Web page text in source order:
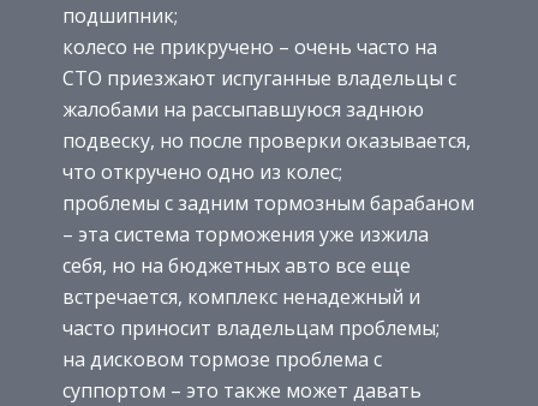
подшипник;
колесо не прикручено – очень часто на
СТО приезжают испуганные владельцы с
жалобами на рассыпавшуюся заднюю
подвеску, но после проверки оказывается,
что откручено одно из колес;
проблемы с задним тормозным барабаном
– эта система торможения уже изжила
себя, но на бюджетных авто все еще
встречается, комплекс ненадежный и
часто приносит владельцам проблемы;
на дисковом тормозе проблема с
суппортом – это также может давать